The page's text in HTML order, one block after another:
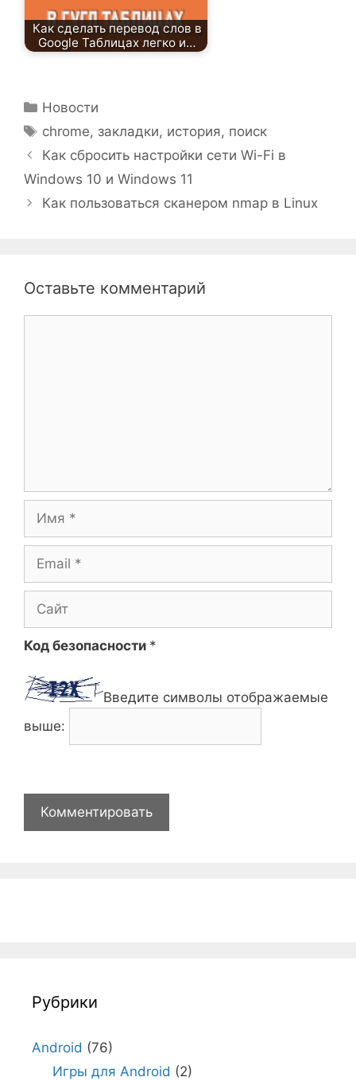
Как сделать перевод слов в
Google Таблицах легко и…
Рубрики
Новости
Метки
chrome, закладки, история, поиск
Как сбросить настройки сети Wi-Fi в
Windows 10 и Windows 11
Как пользоваться сканером nmap в Linux
Оставьте комментарий
Код безопасности *
Введите символы отображаемые
выше:
Рубрики
Android (76)
Игры для Android (2)